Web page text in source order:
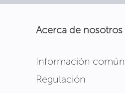
Acerca de nosotros
Información común
Regulación